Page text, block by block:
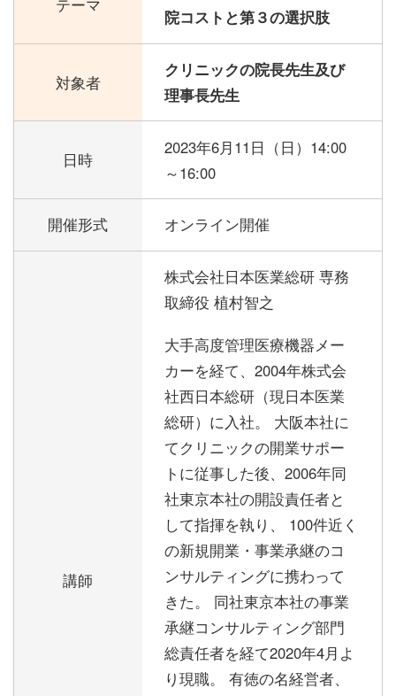
テーマ
院コストと第３の選択肢
対象者
クリニックの院長先生及び
理事長先生
日時
2023年6月11日（日） 14:00
～16:00
開催形式 オンライン開催
講師
株式会社日本医業総研 専務
取締役 植村智之
大手高度管理医療機器メー
カーを経て、2004年株式会
社西日本総研（現日本医業
総研）に入社。 大阪本社に
てクリニックの開業サポー
トに従事した後、2006年同
社東京本社の開設責任者と
して指揮を執り、 100件近く
の新規開業・事業承継のコ
ンサルティングに携わって
きた。 同社東京本社の事業
承継コンサルティング部門
総責任者を経て2020年4月よ
り現職。 有徳の名経営者、